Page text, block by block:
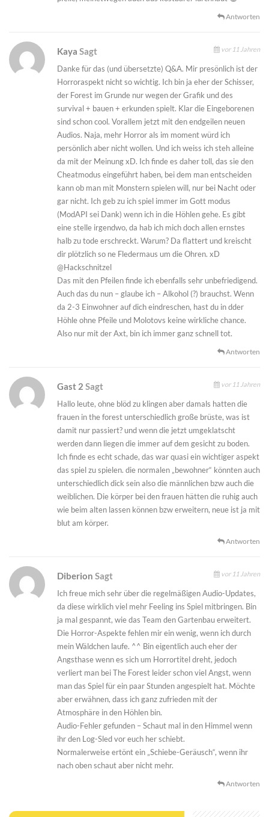
Antworten
Kaya Sagt vor 11 Jahren
Danke für das (und übersetzte) Q&A. Mir presönlich ist der
Horroraspekt nicht so wichtig. Ich bin ja eher der Schisser,
der Forest im Grunde nur wegen der Grafik und des
survival + bauen + erkunden spielt. Klar die Eingeborenen
sind schon cool. Vorallem jetzt mit den endgeilen neuen
Audios. Naja, mehr Horror als im moment würd ich
persönlich aber nicht wollen. Und ich weiss ich steh alleine
da mit der Meinung xD. Ich finde es daher toll, das sie den
Cheatmodus eingeführt haben, bei dem man entscheiden
kann ob man mit Monstern spielen will, nur bei Nacht oder
gar nicht. Ich geb zu ich spiel immer im Gott modus
(ModAPI sei Dank) wenn ich in die Höhlen gehe. Es gibt
eine stelle irgendwo, da hab ich mich doch allen ernstes
halb zu tode erschreckt. Warum? Da flattert und kreischt
dir plötzlich so ne Fledermaus um die Ohren. xD
@Hackschnitzel
Das mit den Pfeilen finde ich ebenfalls sehr unbefriedigend.
Auch das du nun – glaube ich – Alkohol (?) brauchst. Wenn
da 2-3 Einwohner auf dich eindreschen, hast du in dder
Höhle ohne Pfeile und Molotovs keine wirkliche chance.
Also nur mit der Axt, bin ich immer ganz schnell tot.
Antworten
Gast 2 Sagt vor 11 Jahren
Hallo leute, ohne blöd zu klingen aber damals hatten die
frauen in the forest unterschiedlich große brüste, was ist
damit nur passiert? und wenn die jetzt umgeklatscht
werden dann liegen die immer auf dem gesicht zu boden.
Ich finde es echt schade, das war quasi ein wichtiger aspekt
das spiel zu spielen. die normalen „bewohner“ könnten auch
unterschiedlich dick sein also die männlichen bzw auch die
weiblichen. Die körper bei den frauen hätten die ruhig auch
wie beim alten lassen können bzw erweitern, neue ist ja mit
blut am körper.
Antworten
Diberion Sagt vor 11 Jahren
Ich freue mich sehr über die regelmäßigen Audio-Updates,
da diese wirklich viel mehr Feeling ins Spiel mitbringen. Bin
ja mal gespannt, wie das Team den Gartenbau erweitert.
Die Horror-Aspekte fehlen mir ein wenig, wenn ich durch
mein Wäldchen laufe. ^^ Bin eigentlich auch eher der
Angsthase wenn es sich um Horrortitel dreht, jedoch
verliert man bei The Forest leider schon viel Angst, wenn
man das Spiel für ein paar Stunden angespielt hat. Möchte
aber erwähnen, dass ich ganz zufrieden mit der
Atmosphäre in den Höhlen bin.
Audio-Fehler gefunden – Schaut mal in den Himmel wenn
ihr den Log-Sled vor euch her schiebt.
Normalerweise ertönt ein „Schiebe-Geräusch“, wenn ihr
nach oben schaut aber nicht mehr.
Antworten